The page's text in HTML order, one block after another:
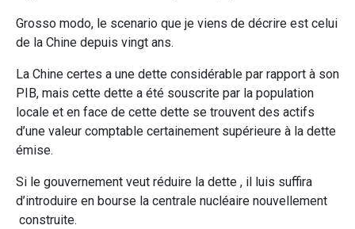
Grosso modo, le scenario que je viens de décrire est celui
de la Chine depuis vingt ans.
La Chine certes a une dette considérable par rapport à son
PIB, mais cette dette a été souscrite par la population
locale et en face de cette dette se trouvent des actifs
d’une valeur comptable certainement supérieure à la dette
émise.
Si le gouvernement veut réduire la dette , il luis suffira
d’introduire en bourse la centrale nucléaire nouvellement
construite.